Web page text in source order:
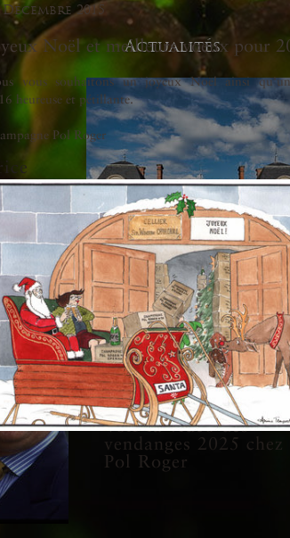
Actualités
9 septembre 2025
Voir la vidéo des
vendanges 2025 chez
Pol Roger
Décembre 2015
Noël et meilleurs voeux pour
vous souhaitons un joyeux Noël ainsi
heureuse et pétillante.
Pol Roger